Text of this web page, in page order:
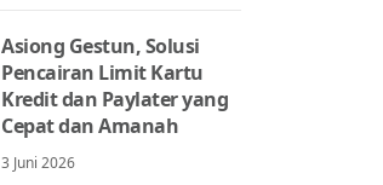
Asiong Gestun, Solusi
Pencairan Limit Kartu
Kredit dan Paylater yang
Cepat dan Amanah
3 Juni 2026